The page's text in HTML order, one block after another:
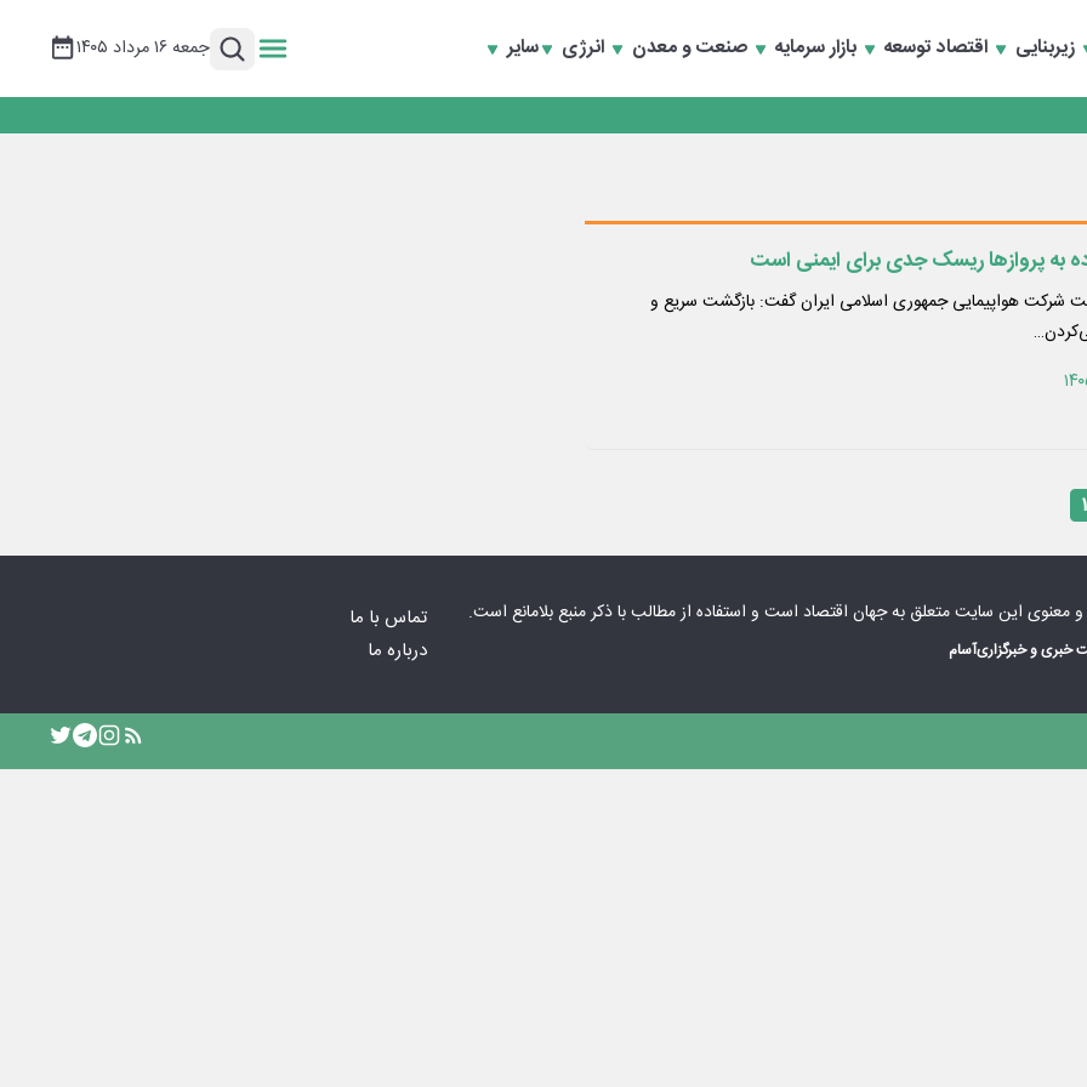
زیربنایی اقتصاد توسعه بازار سرمایه صنعت و معدن انرژی سایر جمعه ۱۶ مرداد ۱۴۰۵
به پروازها ریسک جدی برای ایمنی است
شرکت هواپیمایی جمهوری اسلامی ایران گفت: بازگشت سریع و
۱
معنوی این سایت متعلق بهجهان اقتصاد است و استفاده از مطالب با ذکر منبع بلامانع است.
خبری و خبرگزاریآسام
تماس با ما
درباره ما